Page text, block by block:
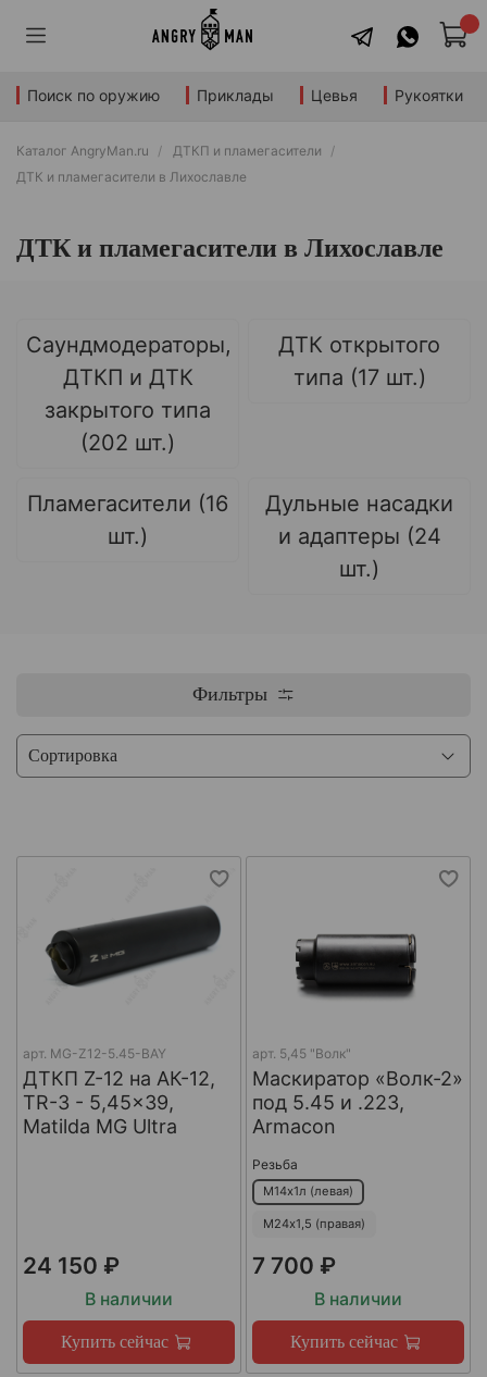
Поиск по оружию Приклады Цевья Рукоятки
Каталог AngryMan.ru
ДТКП и пламегасители
ДТК и пламегасители в Лихославле
ДТК и пламегасители в Лихославле
Саундмодераторы,
ДТКП и ДТК
закрытого типа
(202 шт.)
ДТК открытого
типа (17 шт.)
Пламегасители (16
шт.)
Дульные насадки
и адаптеры (24
шт.)
Фильтры
арт. MG-Z12-5.45-BAY
ДТКП Z-12 на АК-12,
TR-3 - 5,45x39,
Matilda MG Ultra
24 150 ₽
В наличии
Купить сейчас
арт. 5,45 "Волк"
Маскиратор «Волк-2»
под 5.45 и .223,
Armacon
Резьба
М14х1л (левая)
М24х1,5 (правая)
7 700 ₽
В наличии
Купить сейчас